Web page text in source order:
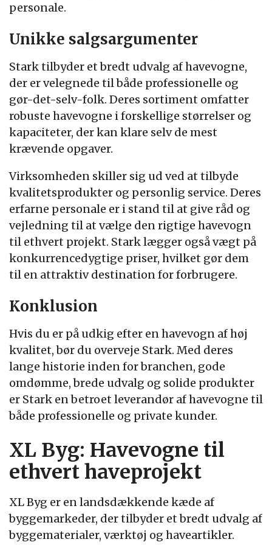
personale.
Unikke salgsargumenter
Stark tilbyder et bredt udvalg af havevogne,
der er velegnede til både professionelle og
gør-det-selv-folk. Deres sortiment omfatter
robuste havevogne i forskellige størrelser og
kapaciteter, der kan klare selv de mest
krævende opgaver.
Virksomheden skiller sig ud ved at tilbyde
kvalitetsprodukter og personlig service. Deres
erfarne personale er i stand til at give råd og
vejledning til at vælge den rigtige havevogn
til ethvert projekt. Stark lægger også vægt på
konkurrencedygtige priser, hvilket gør dem
til en attraktiv destination for forbrugere.
Konklusion
Hvis du er på udkig efter en havevogn af høj
kvalitet, bør du overveje Stark. Med deres
lange historie inden for branchen, gode
omdømme, brede udvalg og solide produkter
er Stark en betroet leverandør af havevogne til
både professionelle og private kunder.
XL Byg: Havevogne til
ethvert haveprojekt
XL Byg er en landsdækkende kæde af
byggemarkeder, der tilbyder et bredt udvalg af
byggematerialer, værktøj og haveartikler.